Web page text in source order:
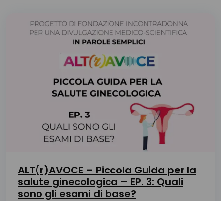
ALT(r)AVOCE – Piccola Guida per la
salute ginecologica – EP. 3: Quali
sono gli esami di base?